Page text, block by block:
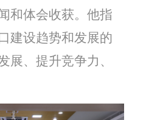
和体会收获。他指
建设趋势和发展的
展、提升竞争力、